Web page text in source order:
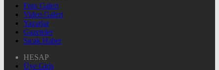
Foto Galeri
Video Galeri
Yazarlar
Gazeteler
Sıcak Haber
HESAP
Üye Giriş